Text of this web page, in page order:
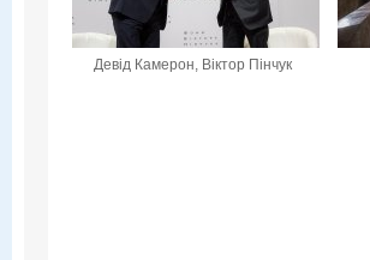
Девід Камерон, Віктор Пінчук